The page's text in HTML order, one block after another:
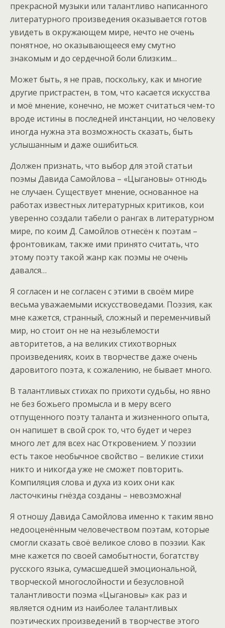
прекрасной музыки или талантливо написанного
литературного произведения оказывается готов
увидеть в окружающем мире, нечто не очень
понятное, но оказывающееся ему смутно
знакомым и до сердечной боли близким…
Может быть, я не прав, поскольку, как и многие
другие пристрастен, в том, что касается искусства
и моё мнение, конечно, не может считаться чем-то
вроде истины в последней инстанции, но человеку
иногда нужна эта возможность сказать, быть
услышанным и даже ошибиться.
Должен признать, что выбор для этой статьи
поэмы Давида Самойлова – «Цыгановы» отнюдь
не случаен. Существует мнение, основанное на
работах известных литературных критиков, кои
уверенно создали табели о рангах в литературном
мире, по коим Д. Самойлов отнесён к поэтам –
фронтовикам, также ими принято считать, что
этому поэту такой жанр как поэмы не очень
давался…
Я согласен и не согласен с этими в своём мире
весьма уважаемыми искусствоведами. Поэзия, как
мне кажется, странный, сложный и переменчивый
мир, но стоит он не на незыблемости
авторитетов, а на великих стихотворных
произведениях, коих в творчестве даже очень
даровитого поэта, к сожалению, не бывает много.
В талантливых стихах по прихоти судьбы, но явно
не без божьего промысла и в меру всего
отпущенного поэту таланта и жизненного опыта,
он напишет в свой срок то, что будет и через
много лет для всех нас Откровением. У поэзии
есть такое необычное свойство – великие стихи
никто и никогда уже не сможет повторить.
Компиляция слова и духа из коих они как
ласточкины гнёзда созданы – невозможна!
Я отношу Давида Самойлова именно к таким явно
недооценённым человечеством поэтам, которые
смогли сказать своё великое слово в поэзии. Как
мне кажется по своей самобытности, богатству
русского языка, сумасшедшей эмоциональной,
творческой многослойности и безусловной
талантливости поэма «Цыгановы» как раз и
является одним из наиболее талантливых
поэтических произведений в творчестве этого